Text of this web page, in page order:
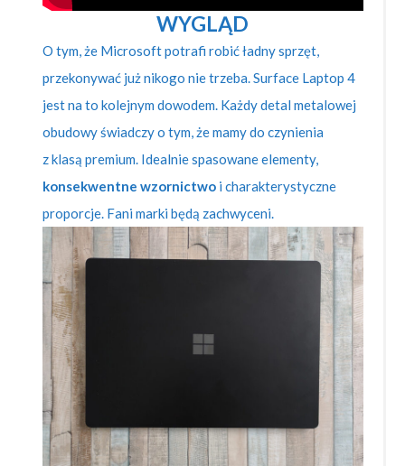
WYGLĄD
O tym, że Microsoft potrafi robić ładny sprzęt,
przekonywać już nikogo nie trzeba. Surface Laptop 4
jest na to kolejnym dowodem. Każdy detal metalowej
obudowy świadczy o tym, że mamy do czynienia
z klasą premium. Idealnie spasowane elementy,
konsekwentne wzornictwoi charakterystyczne
proporcje. Fani marki będą zachwyceni.